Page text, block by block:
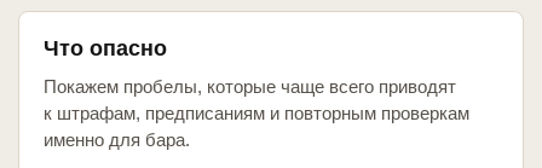
Что опасно
Покажем пробелы, которые чаще всего приводят
к штрафам, предписаниям и повторным проверкам
именно для бара.